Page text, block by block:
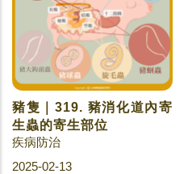
豬隻｜319. 豬消化道內寄
生蟲的寄生部位
疾病防治
2025-02-13